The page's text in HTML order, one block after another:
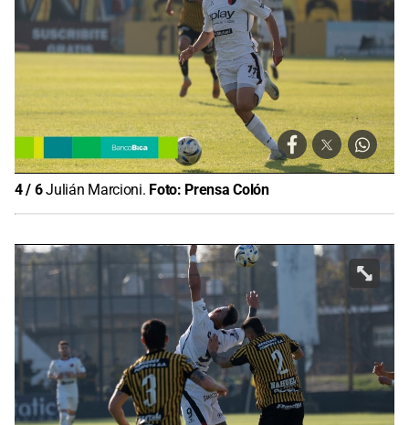
4/ 6Julián Marcioni. Foto: Prensa Colón